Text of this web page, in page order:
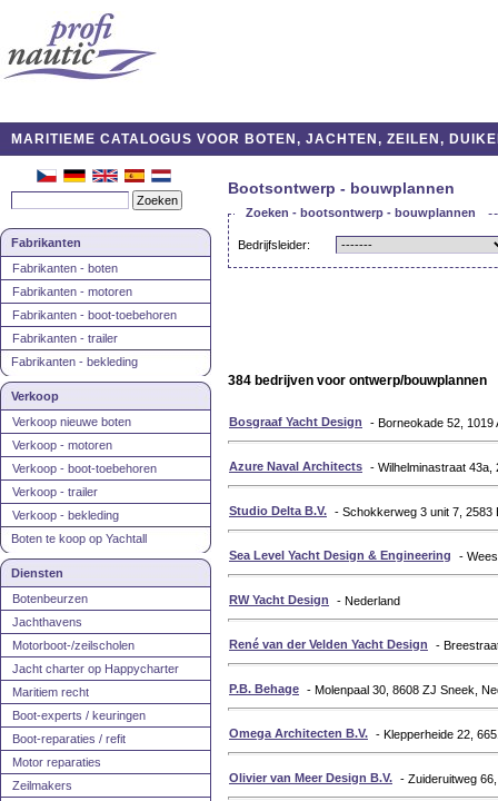
MARITIEME CATALOGUS VOOR BOTEN, JACHTEN, ZEILEN,
Fabrikanten
Fabrikanten - boten
Fabrikanten - motoren
Fabrikanten - boot-toebehoren
Fabrikanten - trailer
Fabrikanten - bekleding
Verkoop
Verkoop nieuwe boten
Verkoop - motoren
Verkoop - boot-toebehoren
Verkoop - trailer
Verkoop - bekleding
Boten te koop op Yachtall
Diensten
Botenbeurzen
Jachthavens
Motorboot-/zeilscholen
Jacht charter op Happycharter
Maritiem recht
Boot-experts / keuringen
Boot-reparaties / refit
Motor reparaties
Zeilmakers
Bootsontwerp - bouwplannen
Zoeken - bootsontwerp - bouwplannen
Bedrijfsleider:
384 bedrijven voor ontwerp/bouwplannen
Bosgraaf Yacht Design - Borneokade 52, 1019
Azure Naval Architects - Wilhelminastraat 43a,
Studio Delta B.V. - Schokkerweg 3 unit 7, 2583
Sea Level Yacht Design & Engineering -
RW Yacht Design - Nederland
René van der Velden Yacht Design -
P.B. Behage - Molenpaal 30, 8608 ZJ Sneek,
Omega Architecten B.V. - Klepperheide 22,
Olivier van Meer Design B.V. - Zuideruitweg